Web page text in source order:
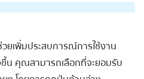
ข้อมูล
วยเพิ่มประสบการณ์การใช้งาน
ขึ้น คุณสามารถเลือกที่จะยอมรับ